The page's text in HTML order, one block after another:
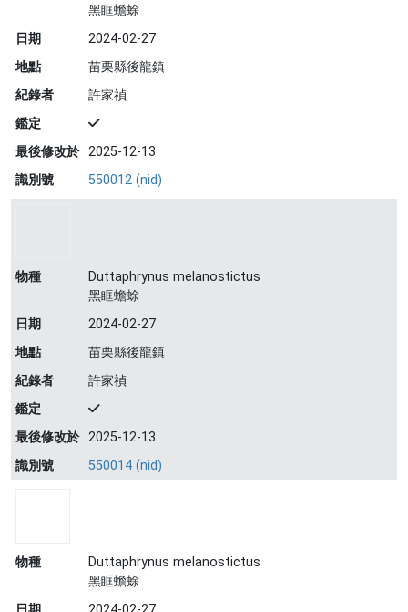
黑眶蟾蜍
日期
2024-02-27
地點
苗栗縣後龍鎮
紀錄者
許家禎
鑑定
最後修改於 2025-12-13
識別號
550012 (nid)
物種
Duttaphrynus melanostictus
黑眶蟾蜍
日期
2024-02-27
地點
苗栗縣後龍鎮
紀錄者
許家禎
鑑定
最後修改於 2025-12-13
識別號
550014 (nid)
物種
Duttaphrynus melanostictus
黑眶蟾蜍